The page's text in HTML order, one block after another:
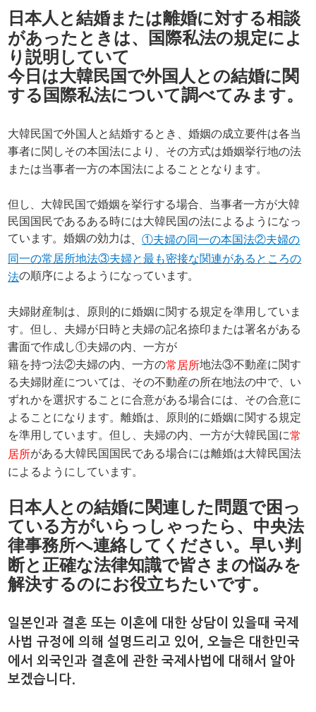
日本人と結婚または離婚に対する相談
があったときは、国際私法の規定によ
り説明していて
今日は大韓民国で外国人との結婚に関
する国際私法について調べてみます。
大韓民国で外国人と結婚するとき、婚姻の成立要件は各当
事者に関しその本国法により、その方式は婚姻挙行地の法
または当事者一方の本国法によることとなります。
但し、大韓民国で婚姻を挙行する場合、当事者一方が大韓
民国国民であるある時には大韓民国の法によるようになっ
ています。婚姻の効力は 、①夫婦の同一の本国法②夫婦の
同一の常居所地法③夫婦と最も密接な関連があるところの
法の順序によるようになっています。
夫婦財産制は、原則的に婚姻に関する規定を準用していま
す。但し、夫婦が日時と夫婦の記名捺印または署名がある
書面で作成し①夫婦の内、一方が
籍を持つ法②夫婦の内、一方の常居所地法③不動産に関す
る夫婦財産については、その不動産の所在地法の中で、い
ずれかを選択することに合意がある場合には、その合意に
よることになります。離婚は、原則的に婚姻に関する規定
を準用しています。但し、夫婦の内、一方が大韓民国に常
居所がある大韓民国国民である場合には離婚は大韓民国法
によるようにしています。
日本人との結婚に関連した問題で困っ
ている方がいらっしゃったら、中央法
律事務所へ連絡してください。早い判
断と正確な法律知識で皆さまの悩みを
解決するのにお役立ちたいです。
일본인과 결혼 또는 이혼에 대한 상담이 있을때 국제
사법 규정에 의해 설명드리고 있어,
오늘은 대한민국
에서 외국인과 결혼에 관한 국제사법에 대해서 알아
보겠습니다.